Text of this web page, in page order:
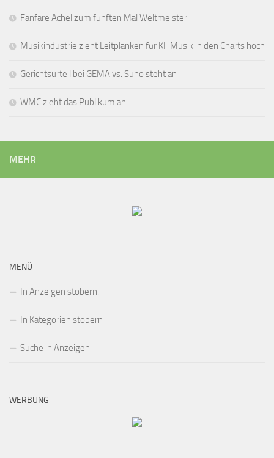
Fanfare Achel zum fünften Mal Weltmeister
Musikindustrie zieht Leitplanken für KI-Musik in den Charts hoch
Gerichtsurteil bei GEMA vs. Suno steht an
WMC zieht das Publikum an
MEHR
MENÜ
In Anzeigen stöbern.
In Kategorien stöbern
Suche in Anzeigen
WERBUNG